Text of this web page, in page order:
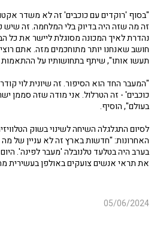
"בסוף 'רוקדים עם כוכבים' זה לא משדר
זה מה שזה היה בדיוק בלי המלחמה. זה שיש
נהדרת לאיך המכונה מסוגלת ליישר את כל
חושב שאנחנו יותר מתוחכמים מזה. אתם
תעשו אותו", שיתף בתחושותיו על
"המעבר החד הוא הסיפור. זה שיונית לוי
כוכבים' - זה הטרלול. אני מודה שזה סממן
בעולם", הוסיף.
לסיום התגלגלה השיחה לשינוי בשוק
את תראי אנשים צועקים באולפן בעשירית
05/06/2024